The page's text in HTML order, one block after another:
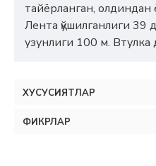
тайёрланган, олдиндан
Лента қўшилганлиги 39
узунлиги 100 м.
ХУСУСИЯТЛАР
ФИКРЛАР